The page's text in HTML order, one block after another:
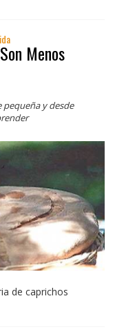
Menos
pequeña y desde
de caprichos